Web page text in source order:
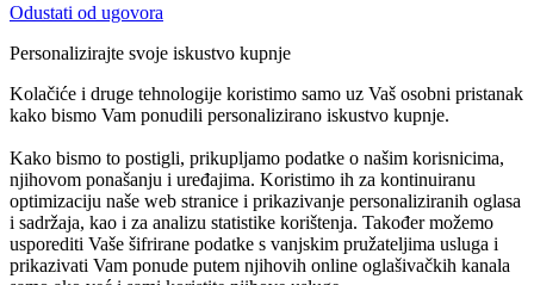
Odustati od ugovora
Personalizirajte svoje iskustvo kupnje
Kolačiće i druge tehnologije koristimo samo uz Vaš osobni pristanak
kako bismo Vam ponudili personalizirano iskustvo kupnje.
Kako bismo to postigli, prikupljamo podatke o našim korisnicima,
njihovom ponašanju i uređajima. Koristimo ih za kontinuiranu
optimizaciju naše web stranice i prikazivanje personaliziranih oglasa
i sadržaja, kao i za analizu statistike korištenja. Također možemo
usporediti Vaše šifrirane podatke s vanjskim pružateljima usluga i
prikazivati Vam ponude putem njihovih online oglašivačkih kanala